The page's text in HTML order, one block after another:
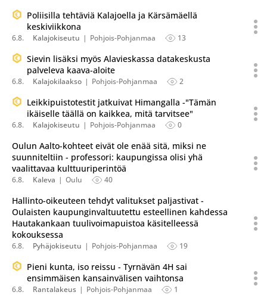
Poliisilla tehtäviä Kalajoella ja Kärsämäellä
keskiviikkona
6.8. Kalajokiseutu Pohjois-Pohjanmaa 13
Sievin lisäksi myös Alavieskassa datakeskusta
palveleva kaava-aloite
6.8. Kalajokilaakso Pohjois-Pohjanmaa 2
Leikkipuistotestit jatkuivat Himangalla -"Tämän
ikäiselle täällä on kaikkea, mitä tarvitsee"
6.8. Kalajokiseutu Pohjois-Pohjanmaa 0
Oulun Aalto-kohteet eivät ole enää sitä, miksi ne
suunniteltiin - professori: kaupungissa olisi yhä
vaalittavaa kulttuuriperintöä
6.8. Kaleva Oulu 40
Hallinto-oikeuteen tehdyt valitukset paljastivat -
Oulaisten kaupunginvaltuutettu esteellinen kahdessa
Hautakankaan tuulivoimapuistoa käsitelleessä
kokouksessa
6.8. Pyhäjokiseutu Pohjois-Pohjanmaa 19
Pieni kunta, iso reissu - Tyrnävän 4H sai
ensimmäisen kansainvälisen vaihtonsa
6.8. Rantalakeus Pohjois-Pohjanmaa 1